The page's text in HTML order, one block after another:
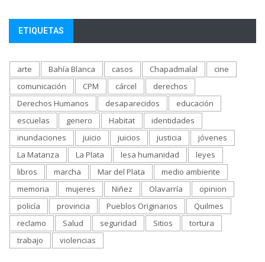
ETIQUETAS
arte Bahía Blanca casos Chapadmalal
cine
comunicación
CPM cárcel
derechos
Derechos Humanos
desaparecidos
educación
escuelas
genero Habitat
identidades
inundaciones
juicio juicios justicia
jóvenes
La Matanza
La Plata lesa humanidad
leyes
libros
marcha Mar del Plata
medio ambiente
memoria
mujeres Niñez Olavarría
opinion
policía
provincia Pueblos Originarios
Quilmes
reclamo
Salud seguridad Sitios
tortura
trabajo
violencias